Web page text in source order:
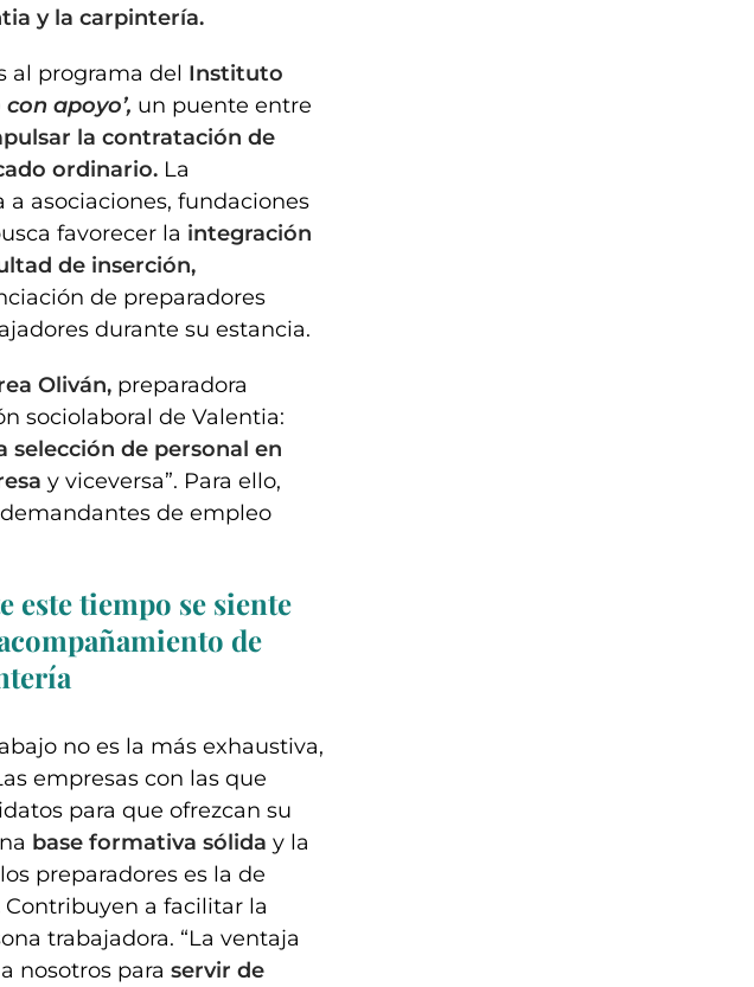
y la carpintería.
al programa del Instituto
con apoyo’, un puente entre
la contratación de
ordinario. La
asociaciones, fundaciones
favorecer la integración
de inserción,
de preparadores
durante su estancia.
Oliván, preparadora
sociolaboral de Valentia:
selección de personal en
y viceversa”. Para ello,
de empleo
este tiempo se siente
de
no es la más exhaustiva,
empresas con las que
para que ofrezcan su
base formativa sólida y la
preparadores es la de
Contribuyen a facilitar la
trabajadora. “La ventaja
nosotros para servir de